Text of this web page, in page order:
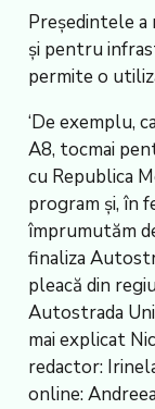
Președintele
și pentru
permite o
‘De exemplu,
A8, tocmai
cu Republica
program și, în
împrumutăm
finaliza
pleacă din
Autostrada
mai explicat
redactor:
online: